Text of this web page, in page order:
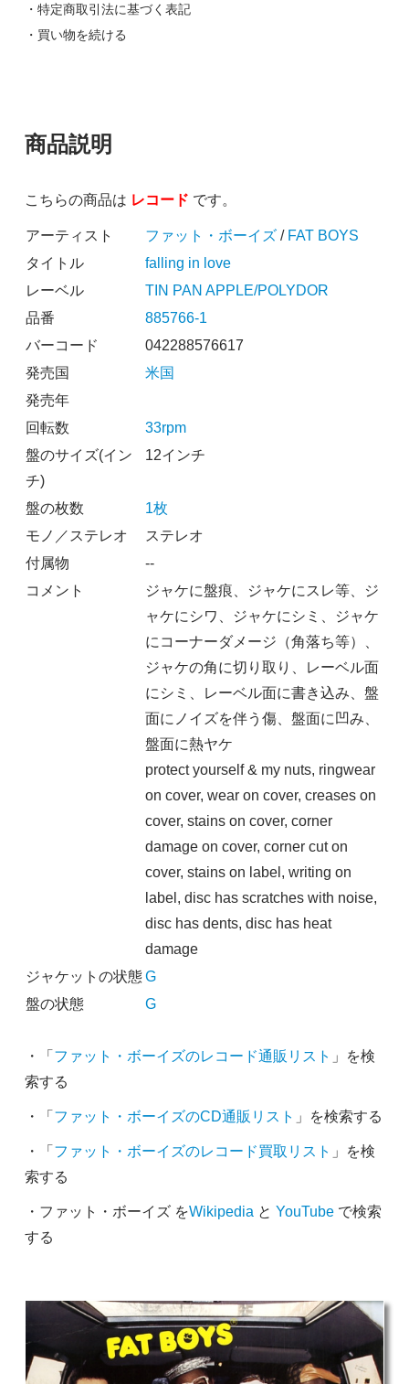
・特定商取引法に基づく表記
・買い物を続ける
商品説明
こちらの商品は レコード です。
アーティスト ファット・ボーイズ/ FAT BOYS
タイトル
falling in love
レーベル
TIN PAN APPLE/POLYDOR
品番
885766-1
バーコード
042288576617
発売国
米国
発売年
回転数
33rpm
盤のサイズ(イン
チ)
12インチ
盤の枚数
1枚
モノ／ステレオ
ステレオ
付属物
--
コメント
ジャケに盤痕、ジャケにスレ等、ジ
ャケにシワ、ジャケにシミ、ジャケ
にコーナーダメージ（角落ち等）、
ジャケの角に切り取り、レーベル面
にシミ、レーベル面に書き込み、盤
面にノイズを伴う傷、盤面に凹み、
盤面に熱ヤケ
protect yourself & my nuts, ringwear
on cover, wear on cover, creases on
cover, stains on cover, corner
damage on cover, corner cut on
cover, stains on label, writing on
label, disc has scratches with noise,
disc has dents, disc has heat
damage
ジャケットの状態G
盤の状態
G
・「 ファット・ボーイズのレコード通販リスト 」を検
索する
・「 ファット・ボーイズのCD通販リスト 」を検索する
・「 ファット・ボーイズのレコード買取リスト 」を検
索する
・ファット・ボーイズ をWikipedia と YouTubeで検索
する